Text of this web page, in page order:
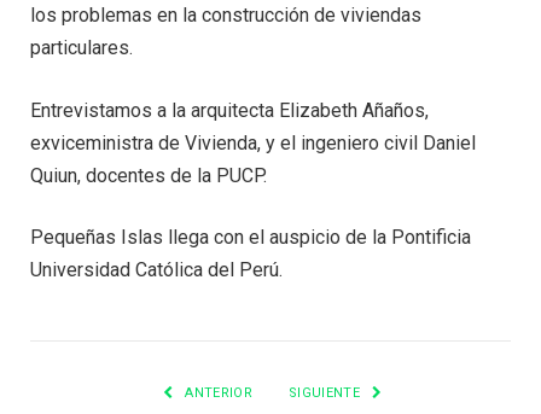
los problemas en la construcción de viviendas
particulares.
Entrevistamos a la arquitecta Elizabeth Añaños,
exviceministra de Vivienda, y el ingeniero civil Daniel
Quiun, docentes de la PUCP.
Pequeñas Islas llega con el auspicio de la Pontificia
Universidad Católica del Perú.
ANTERIOR SIGUIENTE